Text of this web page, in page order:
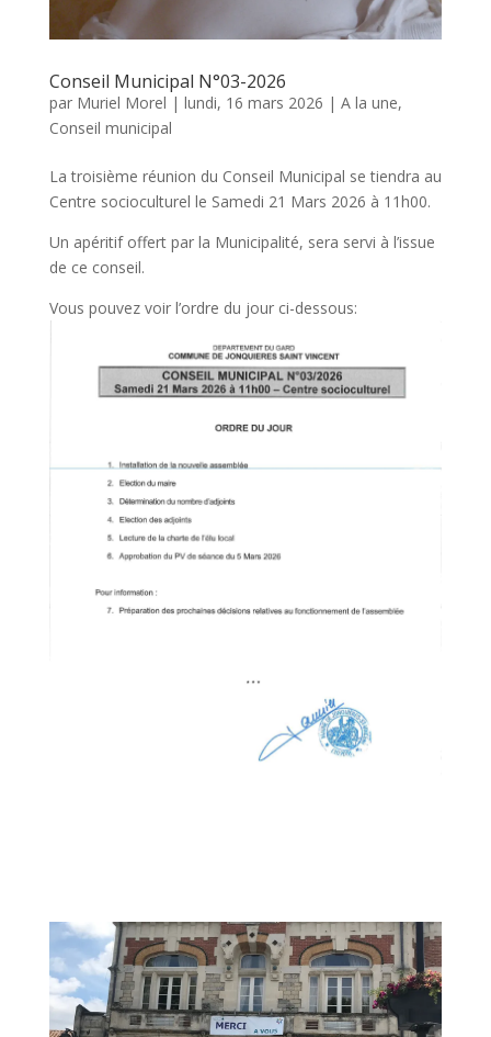
Conseil Municipal N°03-2026
par Muriel Morel | lundi, 16 mars 2026 | A la une,
Conseil municipal
La troisième réunion du Conseil Municipal se tiendra au
Centre socioculturel le Samedi 21 Mars 2026 à 11h00.
Un apéritif offert par la Municipalité, sera servi à l’issue
de ce conseil.
Vous pouvez voir l’ordre du jour ci-dessous: